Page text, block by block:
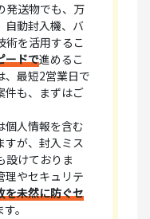
発送物でも、万
自動封入機、バ
術を活用するこ
ードで進めるこ
、最短2営業日で
件も、まずはご
個人情報を含む
すが、封入ミス
設けておりま
理やセキュリテ
を未然に防ぐセ
。